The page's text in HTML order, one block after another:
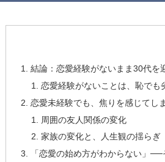
結論：恋愛経験がないまま30代を
恋愛経験がないことは、恥でも
恋愛未経験でも、焦りを感じてし
周囲の友人関係の変化
家族の変化と、人生観の揺らぎ
「恋愛の始め方がわからない」